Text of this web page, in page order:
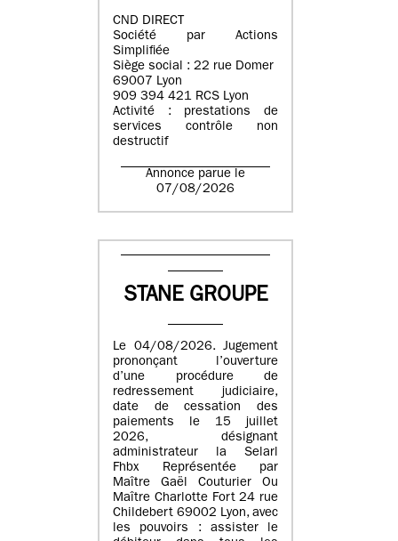
CND DIRECT
Société par Actions
Simplifiée
Siège social : 22 rue Domer
69007 Lyon
909 394 421 RCS Lyon
Activité : prestations de
services contrôle non
destructif
Annonce parue le
07/08/2026
STANE GROUPE
Le 04/08/2026. Jugement
prononçant l’ouverture
d’une procédure de
redressement judiciaire,
date de cessation des
paiements le 15 juillet
2026, désignant
administrateur la Selarl
Fhbx Représentée par
Maître Gaël Couturier Ou
Maître Charlotte Fort 24 rue
Childebert 69002 Lyon, avec
les pouvoirs : assister le